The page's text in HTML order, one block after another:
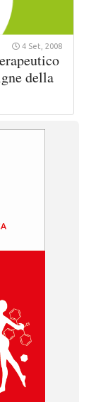
4 Set, 2008
della